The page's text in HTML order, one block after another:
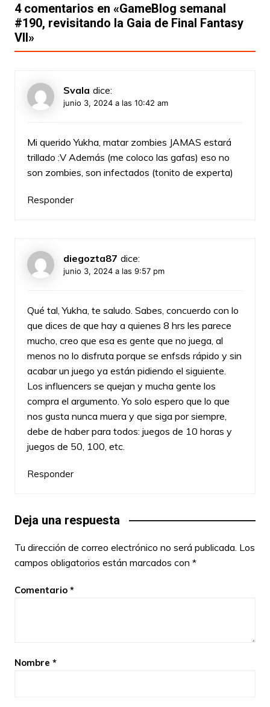
4 comentarios en «GameBlog semanal
#190, revisitando la Gaia de Final Fantasy
VII»
Svala dice:
junio 3, 2024 a las 10:42 am
Mi querido Yukha, matar zombies JAMAS estará
trillado :V Además (me coloco las gafas) eso no
son zombies, son infectados (tonito de experta)
Responder
diegozta87 dice:
junio 3, 2024 a las 9:57 pm
Qué tal, Yukha, te saludo. Sabes, concuerdo con lo
que dices de que hay a quienes 8 hrs les parece
mucho, creo que esa es gente que no juega, al
menos no lo disfruta porque se enfsds rápido y sin
acabar un juego ya están pidiendo el siguiente.
Los influencers se quejan y mucha gente los
compra el argumento. Yo solo espero que lo que
nos gusta nunca muera y que siga por siempre,
debe de haber para todos: juegos de 10 horas y
juegos de 50, 100, etc.
Responder
Deja una respuesta
Tu dirección de correo electrónico no será publicada. Los
campos obligatorios están marcados con *
Comentario *
Nombre *